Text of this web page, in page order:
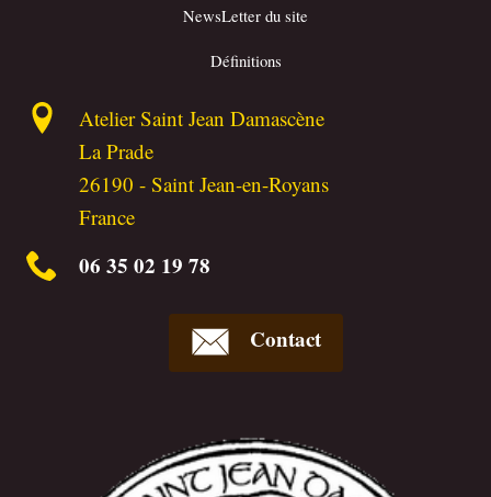
NewsLetter du site
Définitions
Atelier Saint Jean Damascène
La Prade
26190 -Saint Jean-en-Royans
France
06 35 02 19 78
Contact